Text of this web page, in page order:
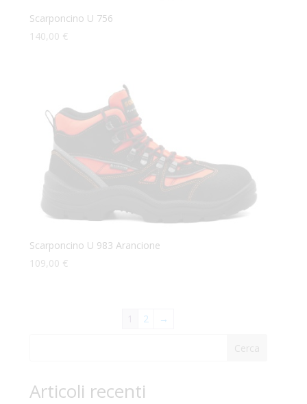
Scarponcino U 756
140,00 €
Scarponcino U 983 Arancione
109,00 €
1 2 →
Cerca
Articoli recenti